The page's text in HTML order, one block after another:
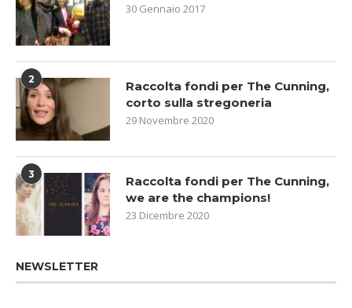
30 Gennaio 2017
2
Raccolta fondi per The Cunning,
corto sulla stregoneria
29 Novembre 2020
3
Raccolta fondi per The Cunning,
we are the champions!
23 Dicembre 2020
NEWSLETTER